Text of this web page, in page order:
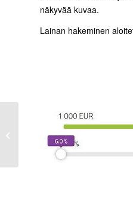
näkyvää kuvaa.
Lainan hakeminen
Avida Finance